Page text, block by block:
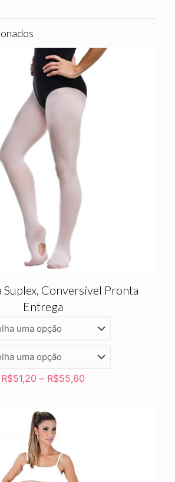
Suplex, Conversível Pronta
Entrega
R$51,20 – R$55,60